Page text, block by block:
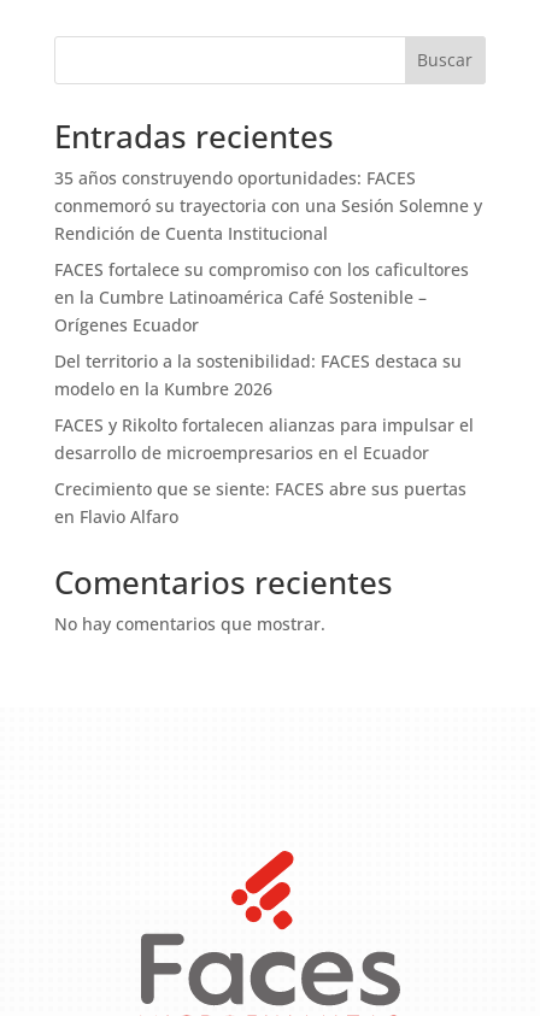
Buscar
Entradas recientes
35 años construyendo oportunidades: FACES
conmemoró su trayectoria con una Sesión Solemne y
Rendición de Cuenta Institucional
FACES fortalece su compromiso con los caficultores
en la Cumbre Latinoamérica Café Sostenible –
Orígenes Ecuador
Del territorio a la sostenibilidad: FACES destaca su
modelo en la Kumbre 2026
FACES y Rikolto fortalecen alianzas para impulsar el
desarrollo de microempresarios en el Ecuador
Crecimiento que se siente: FACES abre sus puertas
en Flavio Alfaro
Comentarios recientes
No hay comentarios que mostrar.